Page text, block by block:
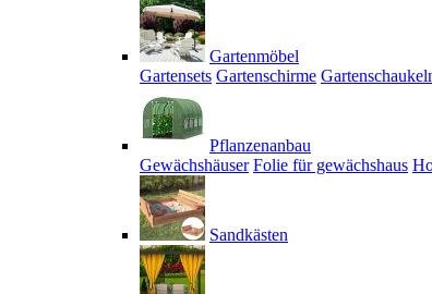
Gartenmöbel
Gartensets Gartenschirme
Pflanzenanbau
Gewächshäuser Folie für gewächshaus
Sandkästen